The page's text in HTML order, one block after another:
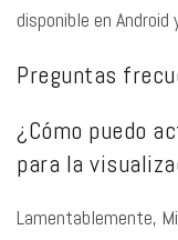
disponible en Android
Preguntas
¿Cómo puedo
para la
Lamentablemente,